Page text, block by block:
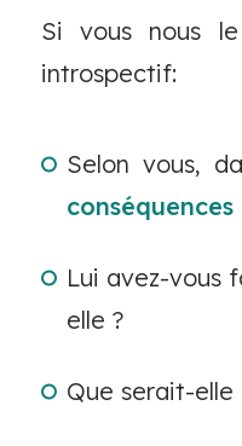
Si vous nous
introspectif:
Selon vous,
conséquences
Lui avez-vous
elle ?
Que serait-